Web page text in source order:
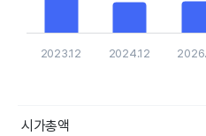
2023.12 2024.12
시가총액